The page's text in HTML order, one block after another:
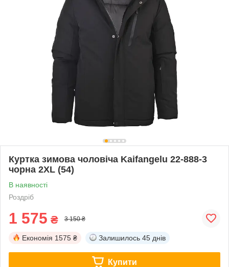
Куртка зимова чоловіча Kaifangelu 22-888-3
чорна 2XL (54)
В наявності
Роздріб
1 575 ₴ 3 150 ₴
Економія 1575 ₴ Залишилось 45 днів
Купити